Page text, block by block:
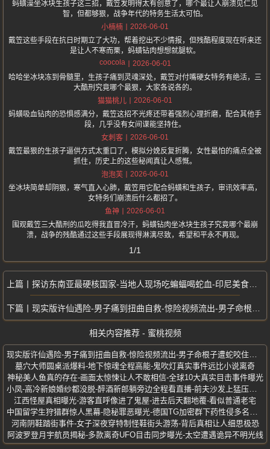
蚂蟥澡坐冰块生孩子这三招，戴笠发明得太有创意了，哪个最让人崩溃见仁见
智，但都够狠，战争年代的特务生活太可怕。
小楠楠
2026-06-01
戴笠这些手段在抗日时期立了大功，帮着挖出不少情报，但残酷程度现在听来还
是让人不寒而栗，蚂蟥钻肉想想就腿软。
coocola
2026-06-01
哈哈坐冰块冻到骨髓里，生孩子痛到灵魂深处，戴笠对付嘴硬女特务有绝活，三
大酷刑究竟哪个最狠，大家各说各的。
猫猫桃儿
2026-06-01
蚂蟥吸血钻肉的恐惧感满分，戴笠这招不光疼还带着强烈心理折磨，配合其他手
段，几乎没有女间谍能坚持住。
女刺客
2026-06-01
戴笠最狠的生孩子逼供方式太重口了，模拟分娩反复折腾，女性最怕的痛点全被
抓住，历史上的这些秘闻真让人感慨。
泡泡芙
2026-06-01
坐冰块简单却阴狠，寒气直入心肺，戴笠用它配合蚂蟥和生孩子，审讯效率高，
女特务们崩溃后什么都招了。
鱼神
2026-06-01
围观戴笠三大酷刑的瓜吃得我直冒冷汗，蚂蟥钻肉坐冰块生孩子究竟哪个最崩
溃，战争的残酷通过这些手段展现得淋漓尽致，希望和平永不再现。
1/1
探访东南亚最硬核国家-当地人现场吃蝙蝠喝蛇血-印尼美食有多野
现实版许仙遇险-男子痛到扭曲自救-惊险视频流出-男子命根子遭蛇咬住不放
相关内容推荐 - 蜜桃视频
墓穴大师圆桌派爆料-地下惊魂全程高能-鬼吹灯真实事件远比小说离奇
神秘美人鱼真的存在-画面太惊悚让人不敢相信-全球10大真实目击事件曝光
江西怪屋真相曝光-游客直呼像进了鬼屋-进去后天翻地覆-看似普通老宅
河南阴鞋踏街事件-女子深夜穿特制怪鞋街头游荡-背后真相让人细思极恐
阿波罗登月宇航员揭秘-多款离奇UFO目击同步曝光-太空遭遇诡异不明光线